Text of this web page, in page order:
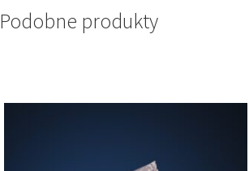
Podobne produkty